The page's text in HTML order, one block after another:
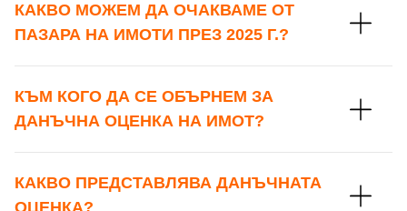
КАКВО МОЖЕМ ДА ОЧАКВАМЕ ОТ
ПАЗАРА НА ИМОТИ ПРЕЗ 2025 Г.?
КЪМ КОГО ДА СЕ ОБЪРНЕМ ЗА
ДАНЪЧНА ОЦЕНКА НА ИМОТ?
КАКВО ПРЕДСТАВЛЯВА ДАНЪЧНАТА